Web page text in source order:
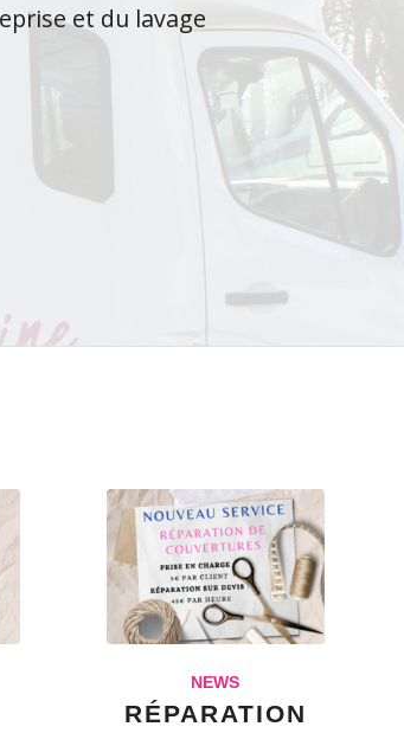
et du lavage
cuirs
NEWS